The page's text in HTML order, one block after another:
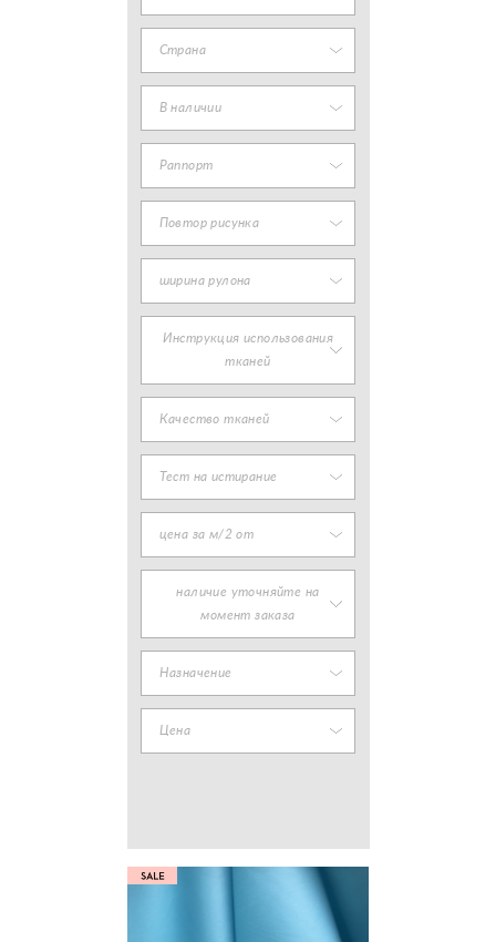
Страна
В наличии
Раппорт
Повтор рисунка
ширина рулона
Инструкция использования
тканей
Качество тканей
Тест на истирание
цена за м/2 от
наличие уточняйте на
момент заказа
Назначение
Цена